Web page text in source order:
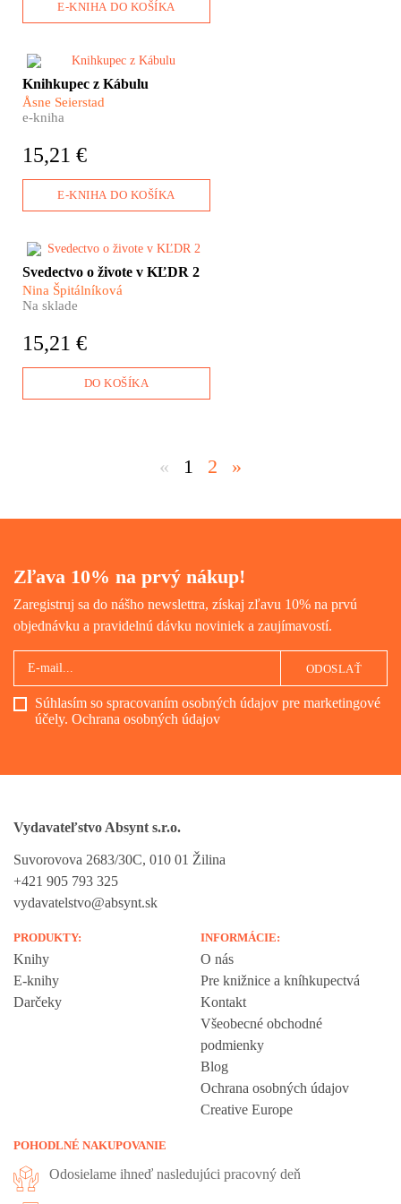
padajúcich bômb.
E-KNIHA DO KOŠÍKA
​11. září 2001 – tohle datum
změnilo náš pohled na
Afghánistán. Krátce po
americké vojenské odvetě
reportérka Åsne Seierstad.
terorismem, ale o jedné
afghánské rodině.
Knihkupec z Kábulu
Åsne Seierstad
e-kniha
15,21 €
E-KNIHA DO KOŠÍKA
Čo vám evokuje Severná
Kórea? Ostnatý drôt
pracovných táborov? Úsmevy
šťastných detí v rovnošatách?
vodcov? To všetko letmo
Ale Severná Kórea, to sú aj
životy obyčajných ľudí, ktorí sa
Svedectvo o živote v KĽDR 2
Nina Špitálníková
Na sklade
15,21 €
DO KOŠÍKA
« 1 2 »
Zľava 10% na prvý nákup!
Zaregistruj sa do nášho newslettra, získaj zľavu 10% na prvú
objednávku a pravidelnú dávku noviniek a zaujímavostí.
Súhlasím so spracovaním osobných údajov pre marketingové
účely. Ochrana osobných údajov
ODOSLAŤ
Vydavateľstvo Absynt s.r.o.
Suvorovova 2683/30C, 010 01 Žilina
+421 905 793 325
vydavatelstvo@absynt.sk
PRODUKTY:
Knihy
E-knihy
Darčeky
INFORMÁCIE:
O nás
Pre knižnice a kníhkupectvá
Kontakt
Všeobecné obchodné
podmienky
Blog
Ochrana osobných údajov
Creative Europe
POHODLNÉ NAKUPOVANIE
Odosielame ihneď nasledujúci pracovný deň